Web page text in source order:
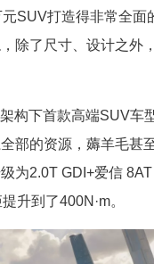
SUV打造得非常全面
除了尺寸、设计之外
构下首款高端SUV车
部的资源，薅羊毛甚
为2.0T GDI+爱信
升到了400N·m。